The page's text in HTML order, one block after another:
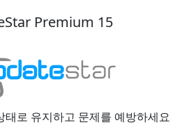
Premium 15
태로 유지하고 문제를 예방하세요